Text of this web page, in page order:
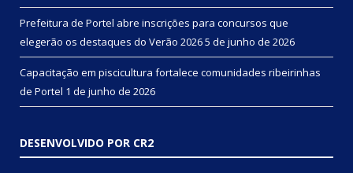
Prefeitura de Portel abre inscrições para concursos que
elegerão os destaques do Verão 20265 de junho de 2026
Capacitação em piscicultura fortalece comunidades ribeirinhas
de Portel 1 de junho de 2026
DESENVOLVIDO POR CR2